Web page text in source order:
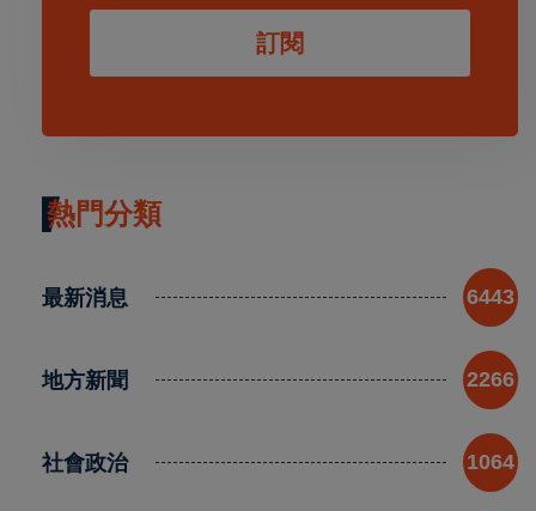
訂閱
熱門分類
最新消息 6443
地方新聞 2266
社會政治 1064